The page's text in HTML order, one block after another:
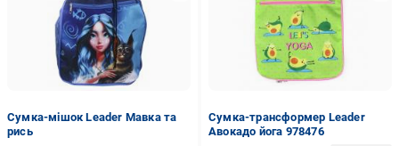
Сумка-мішок Leader Мавка та
рись
Сумка-трансформер Leader
Авокадо йога 978476